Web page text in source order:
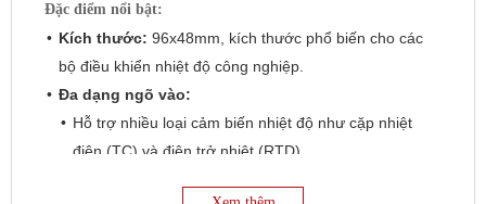
Đặc điểm nổi bật:
Kích thước: 96x48mm, kích thước phổ biến cho các
bộ điều khiển nhiệt độ công nghiệp.
Đa dạng ngõ vào:
Hỗ trợ nhiều loại cảm biến nhiệt độ như cặp nhiệt
điện (TC) và điện trở nhiệt (RTD).